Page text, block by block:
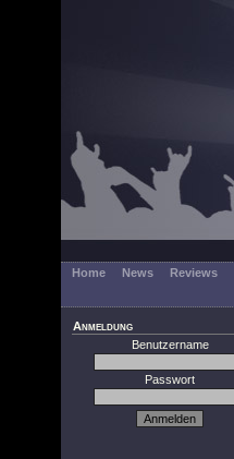
Home News Reviews
Anmeldung
Benutzername
Passwort